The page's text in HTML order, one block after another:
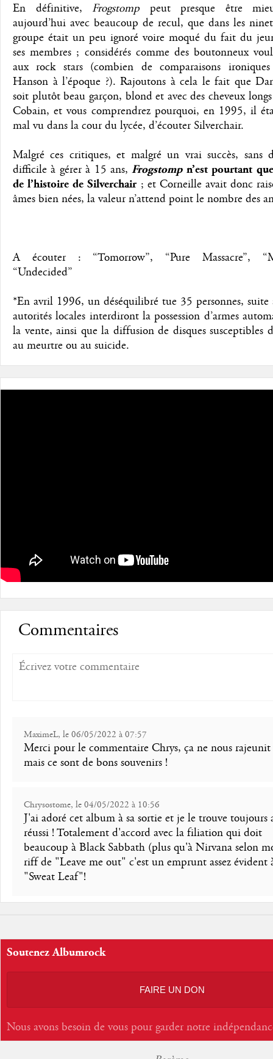
En définitive, Frogstomppeut presque être
aujourd’hui avec beaucoup de recul, que dans les
groupe était un peu ignoré voire moqué du fait du
ses membres ; considérés comme des boutonneux
aux rock stars (combien de comparaisons
Hanson à l’époque ?). Rajoutons à cela le fait que
soit plutôt beau garçon, blond et avec des cheveux
Cobain, et vous comprendrez pourquoi, en 1995, il
mal vu dans la cour du lycée, d’écouter Silverchair.
Malgré ces critiques, et malgré un vrai succès, sans
difficile à gérer à 15 ans,Frogstompn’est pourtant
de l’histoire de Silverchair ; et Corneille avait donc
âmes bien nées, la valeur n’attend point le nombre des
A écouter : “Tomorrow”, “Pure Massacre”,
“Undecided”
*En avril 1996, un déséquilibré tue 35 personnes, suite
autorités locales interdiront la possession d’armes
la vente, ainsi que la diffusion de disques susceptibles
au meurtre ou au suicide.
Commentaires
MaximeL, le 06/05/2022 à 07:57
Merci pour le commentaire Chrys, ça ne nous rajeunit
mais ce sont de bons souvenirs !
Chrysostome, le 04/05/2022 à 10:56
J'ai adoré cet album à sa sortie et je le trouve toujours
réussi ! Totalement d'accord avec la filiation qui doit
beaucoup à Black Sabbath (plus qu'à Nirvana selon
riff de "Leave me out" c'est un emprunt assez évident
"Sweat Leaf"!
Soutenez Albumrock
FAIRE UN DON
Nous avons besoin de vous pour garder notre